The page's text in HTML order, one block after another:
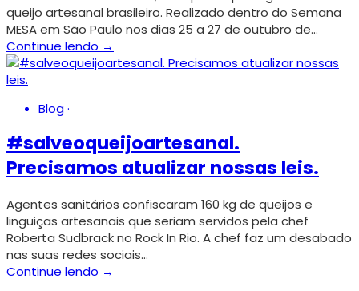
queijo artesanal brasileiro. Realizado dentro do Semana
MESA em São Paulo nos dias 25 a 27 de outubro de…
Continue lendo →
Blog·
#salveoqueijoartesanal.
Precisamos atualizar nossas leis.
Agentes sanitários confiscaram 160 kg de queijos e
linguiças artesanais que seriam servidos pela chef
Roberta Sudbrack no Rock In Rio. A chef faz um desabado
nas suas redes sociais…
Continue lendo →